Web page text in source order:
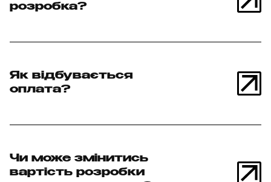
розробка?
Як відбувається
оплата?
Чи може змінитись
вартість розробки